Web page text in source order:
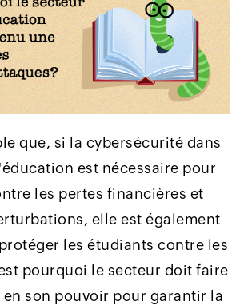
que, si la cybersécurité dans
est nécessaire pour
les pertes financières et
elle est également
les étudiants contre les
pourquoi le secteur doit faire
son pouvoir pour garantir la